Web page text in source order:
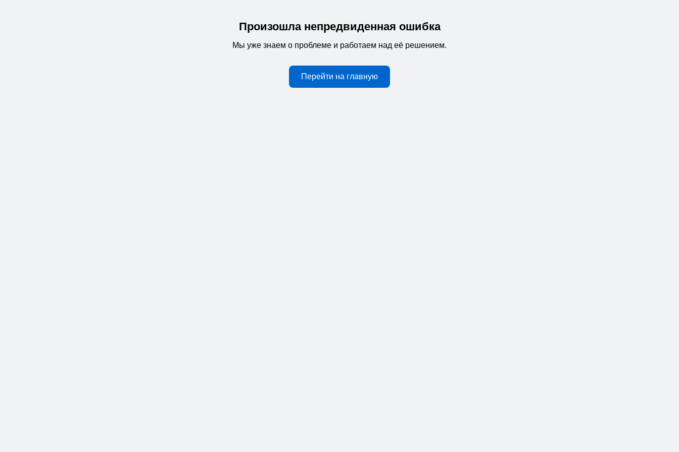
Произошла непредвиденная ошибка
Мы уже знаем о проблеме и работаем над её решением.
Перейти на главную